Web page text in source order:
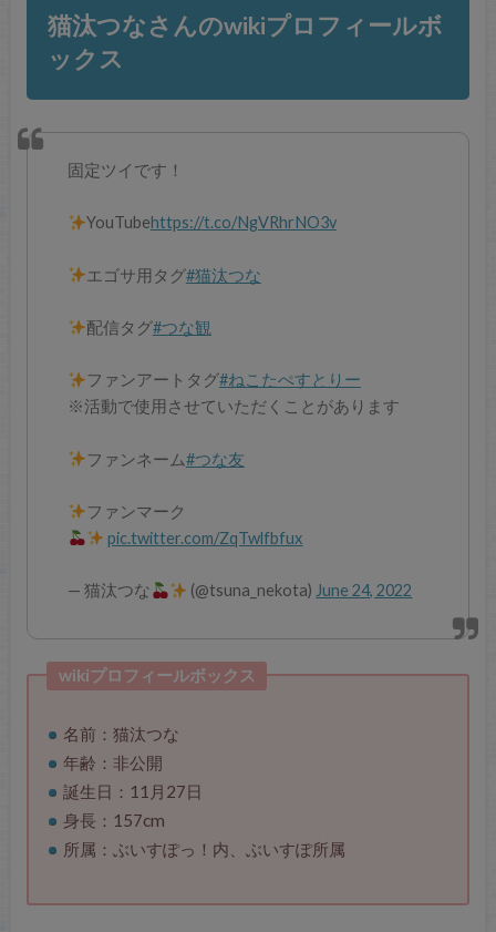
猫汰つなさんのwikiプロフィールボ
ックス
固定ツイです！
YouTubehttps://t.co/NgVRhrNO3v
エゴサ用タグ#猫汰つな
配信タグ#つな観
ファンアートタグ#ねこたぺすとりー
※活動で使用させていただくことがあります
ファンネーム#つな友
ファンマーク
pic.twitter.com/ZqTwlfbfux
— 猫汰つな (@tsuna_nekota) June 24, 2022
wikiプロフィールボックス
名前：猫汰つな
年齢：非公開
誕生日：11月27日
身長：157cm
所属：ぶいすぽっ！内、ぶいすぽ所属